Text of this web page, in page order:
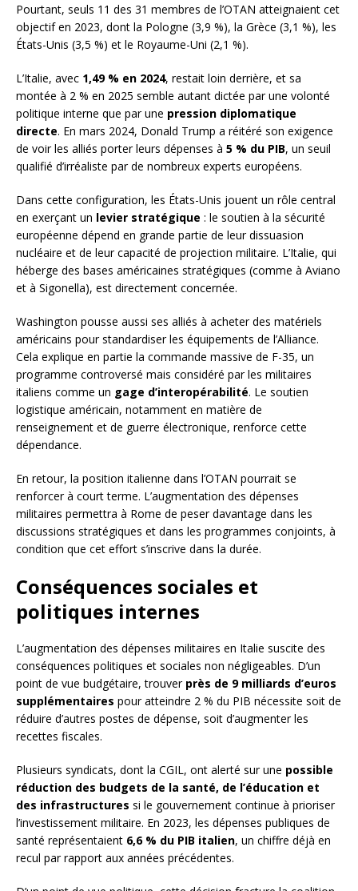
Pourtant, seuls 11 des 31 membres de l’OTAN atteignaient cet
objectif en 2023, dont la Pologne (3,9 %), la Grèce (3,1 %), les
États-Unis (3,5 %) et le Royaume-Uni (2,1 %).
L’Italie, avec 1,49 % en 2024, restait loin derrière, et sa
montée à 2 % en 2025 semble autant dictée par une volonté
politique interne que par une pression diplomatique
directe. En mars 2024, Donald Trump a réitéré son exigence
de voir les alliés porter leurs dépenses à 5 % du PIB, un seuil
qualifié d’irréaliste par de nombreux experts européens.
Dans cette configuration, les États-Unis jouent un rôle central
en exerçant un levier stratégique : le soutien à la sécurité
européenne dépend en grande partie de leur dissuasion
nucléaire et de leur capacité de projection militaire. L’Italie, qui
héberge des bases américaines stratégiques (comme à Aviano
et à Sigonella), est directement concernée.
Washington pousse aussi ses alliés à acheter des matériels
américains pour standardiser les équipements de l’Alliance.
Cela explique en partie la commande massive de F-35, un
programme controversé mais considéré par les militaires
italiens comme un gage d’interopérabilité. Le soutien
logistique américain, notamment en matière de
renseignement et de guerre électronique, renforce cette
dépendance.
En retour, la position italienne dans l’OTAN pourrait se
renforcer à court terme. L’augmentation des dépenses
militaires permettra à Rome de peser davantage dans les
discussions stratégiques et dans les programmes conjoints, à
condition que cet effort s’inscrive dans la durée.
Conséquences sociales et
politiques internes
L’augmentation des dépenses militaires en Italie suscite des
conséquences politiques et sociales non négligeables. D’un
point de vue budgétaire, trouver près de 9 milliards d’euros
supplémentaires pour atteindre 2 % du PIB nécessite soit de
réduire d’autres postes de dépense, soit d’augmenter les
recettes fiscales.
Plusieurs syndicats, dont la CGIL, ont alerté sur une possible
réduction des budgets de la santé, de l’éducation et
des infrastructures si le gouvernement continue à prioriser
l’investissement militaire. En 2023, les dépenses publiques de
santé représentaient 6,6 % du PIB italien, un chiffre déjà en
recul par rapport aux années précédentes.